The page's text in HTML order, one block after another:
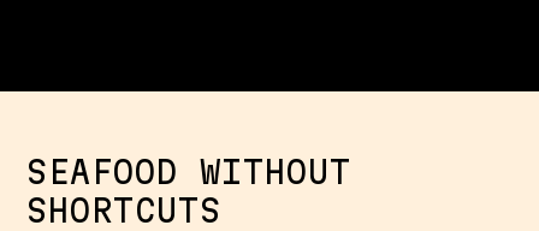
SEAFOOD WITHOUT
SHORTCUTS